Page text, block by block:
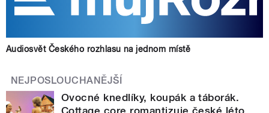
Audiosvět Českého rozhlasu na jednom místě
NEJPOSLOUCHANĚJŠÍ
Ovocné knedlíky, koupák a táborák.
Cottage core romantizuje české léto